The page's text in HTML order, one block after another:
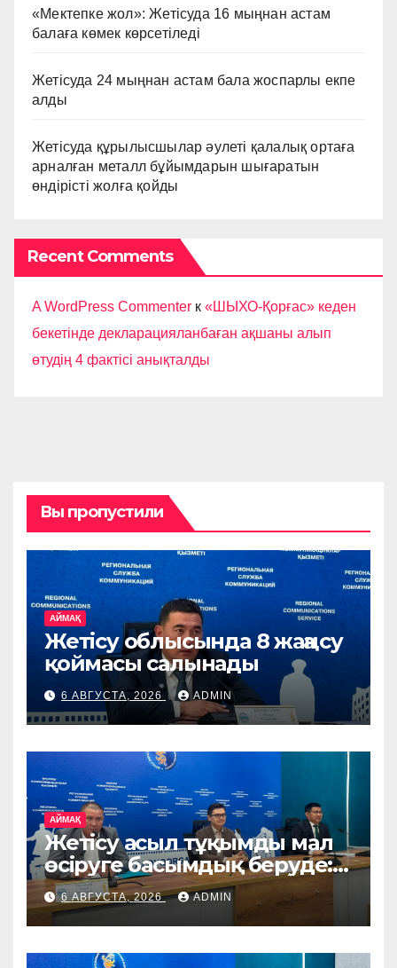
«Мектепке жол»: Жетісуда 16 мыңнан астам
балаға көмек көрсетіледі
Жетісуда 24 мыңнан астам бала жоспарлы екпе
алды
Жетісуда құрылысшылар әулеті қалалық ортаға
арналған металл бұйымдарын шығаратын
өндірісті жолға қойды
Recent Comments
A WordPress Commenter к «ШЫХО-Қорғас» кеден
бекетінде декларацияланбаған ақшаны алып
өтудің 4 фактісі анықталды
Вы пропустили
АЙМАҚ
Жетісу облысында 8 жаңа су
қоймасы салынады
6 АВГУСТА, 2026 ADMIN
АЙМАҚ
Жетісу асыл тұқымды мал
өсіруге басымдық беруде:
өңірге Ирландия, Дания
және Германиядан асыл
тұқымды жануарлар
жеткізіледі
6 АВГУСТА, 2026 ADMIN